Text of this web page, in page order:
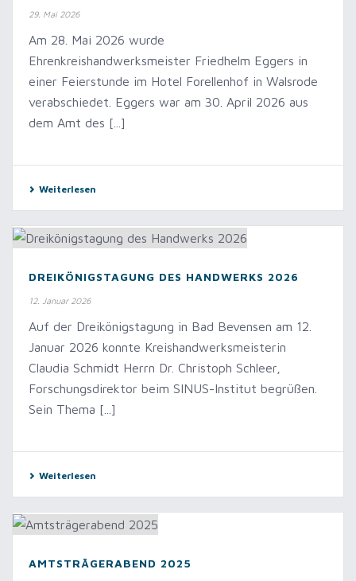
29. Mai 2026
Am 28. Mai 2026 wurde
Ehrenkreishandwerksmeister Friedhelm Eggers in
einer Feierstunde im Hotel Forellenhof in Walsrode
verabschiedet. Eggers war am 30. April 2026 aus
dem Amt des [...]
Weiterlesen
DREIKÖNIGSTAGUNG DES HANDWERKS 2026
12. Januar 2026
Auf der Dreikönigstagung in Bad Bevensen am 12.
Januar 2026 konnte Kreishandwerksmeisterin
Claudia Schmidt Herrn Dr. Christoph Schleer,
Forschungsdirektor beim SINUS-Institut begrüßen.
Sein Thema [...]
Weiterlesen
AMTSTRÄGERABEND 2025